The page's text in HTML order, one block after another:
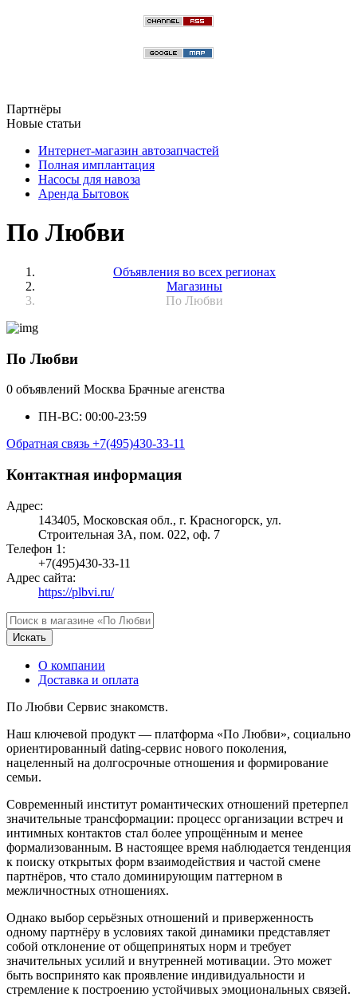
Партнёры
Новые статьи
Интернет-магазин автозапчастей
Полная имплантация
Насосы для навоза
Аренда Бытовок
По Любви
Объявления во всех регионах
Магазины
По Любви
По Любви
0 объявлений Москва Брачные агенства
ПН-ВС: 00:00-23:59
Обратная связь +7(495)430-33-11
Контактная информация
Адрес:
143405, Московская обл., г. Красногорск, ул.
Строительная 3А, пом. 022, оф. 7
Телефон 1:
+7(495)430-33-11
Адрес сайта:
https://plbvi.ru/
Искать
О компании
Доставка и оплата
По Любви Сервис знакомств.
Наш ключевой продукт — платформа «По Любви», социально
ориентированный dating-сервис нового поколения,
нацеленный на долгосрочные отношения и формирование
семьи.
Современный институт романтических отношений претерпел
значительные трансформации: процесс организации встреч и
интимных контактов стал более упрощённым и менее
формализованным. В настоящее время наблюдается тенденция
к поиску открытых форм взаимодействия и частой смене
партнёров, что стало доминирующим паттерном в
межличностных отношениях.
Однако выбор серьёзных отношений и приверженность
одному партнёру в условиях такой динамики представляет
собой отклонение от общепринятых норм и требует
значительных усилий и внутренней мотивации. Это может
быть воспринято как проявление индивидуальности и
стремление к построению устойчивых эмоциональных связей.